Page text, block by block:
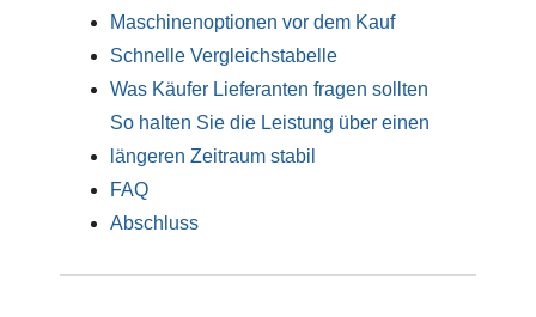
Maschinenoptionen vor dem Kauf
Schnelle Vergleichstabelle
Was Käufer Lieferanten fragen sollten
So halten Sie die Leistung über einen
längeren Zeitraum stabil
FAQ
Abschluss